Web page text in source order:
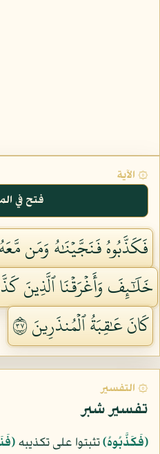
۞ الآية
فتح في
فَكَذَّبُوهُ فَنَجَّيۡنَٰهُ وَمَن
خَلَٰٓئِفَ وَأَغۡرَقۡنَا ٱلَّذِينَ
كَانَ عَٰقِبَةُ ٱلۡمُنذَرِينَ ٧٣
۞ التفسير
تفسير شبر
﴿فَكَذَّبُوهُ﴾تثبتوا على تكذيبه